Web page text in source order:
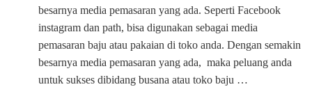
besarnya media pemasaran yang ada. Seperti Facebook
instagram dan path, bisa digunakan sebagai media
pemasaran baju atau pakaian di toko anda. Dengan semakin
besarnya media pemasaran yang ada, maka peluang anda
untuk sukses dibidang busana atau toko baju …